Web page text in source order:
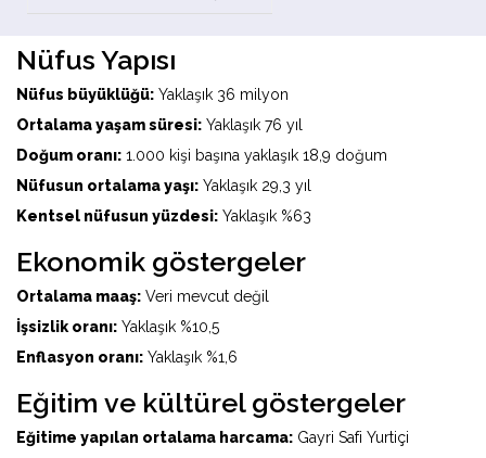
Nüfus Yapısı
Nüfus büyüklüğü: Yaklaşık 36 milyon
Ortalama yaşam süresi: Yaklaşık 76 yıl
Doğum oranı: 1.000 kişi başına yaklaşık 18,9 doğum
Nüfusun ortalama yaşı: Yaklaşık 29,3 yıl
Kentsel nüfusun yüzdesi: Yaklaşık %63
Ekonomik göstergeler
Ortalama maaş: Veri mevcut değil
İşsizlik oranı: Yaklaşık %10,5
Enflasyon oranı: Yaklaşık %1,6
Eğitim ve kültürel göstergeler
Eğitime yapılan ortalama harcama: Gayri Safi Yurtiçi